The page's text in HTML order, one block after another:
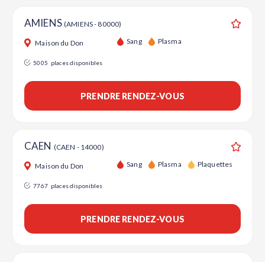
AMIENS (AMIENS - 80000)
Maison du Don Sang Plasma
5005 places disponibles
PRENDRE RENDEZ-VOUS
CAEN (CAEN - 14000)
Maison du Don Sang Plasma Plaquettes
7767 places disponibles
PRENDRE RENDEZ-VOUS